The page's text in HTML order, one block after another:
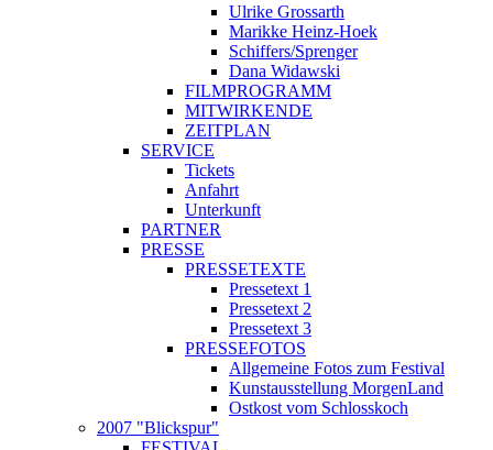
Ulrike Grossarth
Marikke Heinz-Hoek
Schiffers/Sprenger
Dana Widawski
FILMPROGRAMM
MITWIRKENDE
ZEITPLAN
SERVICE
Tickets
Anfahrt
Unterkunft
PARTNER
PRESSE
PRESSETEXTE
Pressetext 1
Pressetext 2
Pressetext 3
PRESSEFOTOS
Allgemeine Fotos zum Festival
Kunstausstellung MorgenLand
Ostkost vom Schlosskoch
2007 "Blickspur"